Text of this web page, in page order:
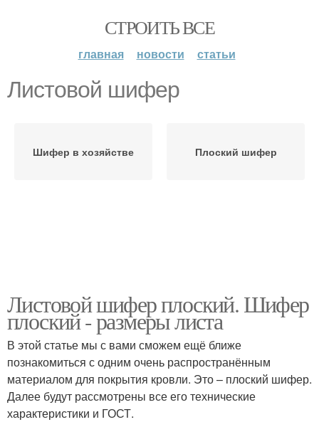
СТРОИТЬ ВСЕ
главная новости статьи
Листовой шифер
Шифер в хозяйстве Плоский шифер
Листовой шифер плоский. Шифер
плоский - размеры листа
В этой статье мы с вами сможем ещё ближе
познакомиться с одним очень распространённым
материалом для покрытия кровли. Это – плоский шифер.
Далее будут рассмотрены все его технические
характеристики и ГОСТ.